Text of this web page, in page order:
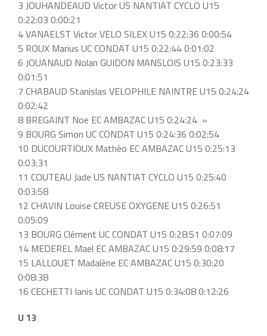
3 JOUHANDEAUD Victor US NANTIAT CYCLO U15
0:22:03 0:00:21
4 VANAELST Victor VELO SILEX U15 0:22:36 0:00:54
5 ROUX Marius UC CONDAT U15 0:22:44 0:01:02
6 JOUANAUD Nolan GUIDON MANSLOIS U15 0:23:33
0:01:51
7 CHABAUD Stanislas VELOPHILE NAINTRE U15 0:24:24
0:02:42
8 BREGAINT Noe EC AMBAZAC U15 0:24:24 »
9 BOURG Simon UC CONDAT U15 0:24:36 0:02:54
10 DUCOURTIOUX Mathéo EC AMBAZAC U15 0:25:13
0:03:31
11 COUTEAU Jade US NANTIAT CYCLO U15 0:25:40
0:03:58
12 CHAVIN Louise CREUSE OXYGENE U15 0:26:51
0:05:09
13 BOURG Clément UC CONDAT U15 0:28:51 0:07:09
14 MEDEREL Mael EC AMBAZAC U15 0:29:59 0:08:17
15 LALLOUET Madalène EC AMBAZAC U15 0:30:20
0:08:38
16 CECHETTI Ianis UC CONDAT U15 0:34:08 0:12:26
U 13